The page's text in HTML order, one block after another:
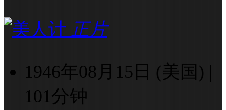
正片
1946年08月15日 (美国) |
101分钟